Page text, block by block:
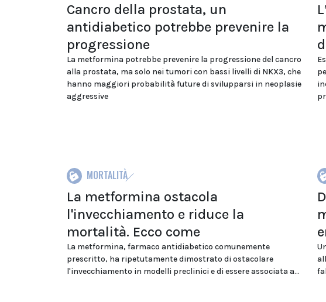
Cancro della prostata, un
antidiabetico potrebbe prevenire la
progressione
La metformina potrebbe prevenire la progressione del cancro
alla prostata, ma solo nei tumori con bassi livelli di NKX3, che
hanno maggiori probabilità future di svilupparsi in neoplasie
aggressive
MORTALITÀ
La metformina ostacola
l'invecchiamento e riduce la
mortalità. Ecco come
La metformina, farmaco antidiabetico comunemente
prescritto, ha ripetutamente dimostrato di ostacolare
l'invecchiamento in modelli preclinici e di essere associata a...